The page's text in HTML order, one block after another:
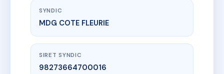
SYNDIC
MDG COTE FLEURIE
SIRET SYNDIC
98273664700016